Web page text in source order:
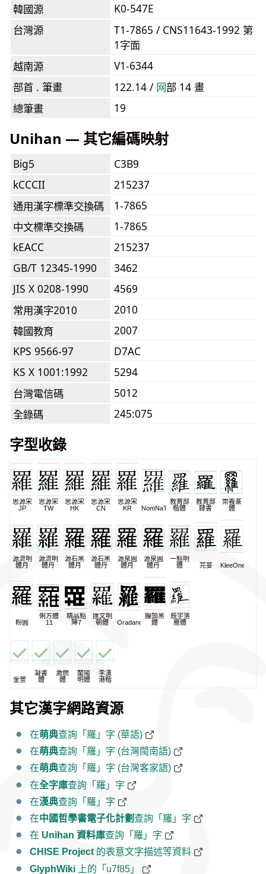
韓國源
K0-547E
台灣源
T1-7865 / CNS11643-1992 第
1字面
越南源
V1-6344
部首 . 筆畫
122.14 / ⽹部 14 畫
總筆畫
19
Unihan — 其它編碼映射
Big5
C3B9
kCCCII
215237
通用漢字標準交換碼
1-7865
中文標準交換碼
1-7865
kEACC
215237
GB/T 12345-1990
3462
JIS X 0208-1990
4569
常用漢字2010
2010
韓國教育
2007
KPS 9566-97
D7AC
KS X 1001:1992
5294
台灣電信碼
5012
全錄碼
245:075
字型收錄
思源宋
JP
思源宋
TW
思源宋
HK
思源宋
CN
思源宋
KR
NomNaTong
教育部
楷體
教育部
隸書
崇羲篆
體
源流明
體月
源流明
體丹
源石黑
體月
源石黑
體丹
源泉圓
體月
源泉圓
體丹
一點明
體
芫荽 KleeOne
粉圓
俐方體
11
精品點
陣7
匯文明
朝體
Oradano
饅頭黑
體
辰宇落
雁體
金萱
凝書
體
激燃
體
蘭陽
明體
李漢
港楷
其它漢字網路資源
在萌典查詢「羅」字 (華語)
在萌典查詢「羅」字 (台灣閩南語)
在萌典查詢「羅」字 (台灣客家語)
在全字庫查詢「羅」字
在漢典查詢「羅」字
在中國哲學書電子化計劃查詢「羅」字
在 Unihan 資料庫查詢「羅」字
CHISE Project 的表意文字描述等資料
GlyphWiki 上的「u7f85」